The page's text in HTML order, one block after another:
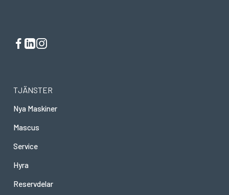
TJÄNSTER
Nya Maskiner
Mascus
Service
Hyra
Reservdelar